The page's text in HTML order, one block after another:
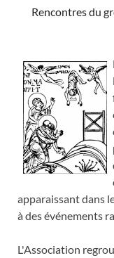
Rencontres du
apparaissant dans
à des événements
L'Association